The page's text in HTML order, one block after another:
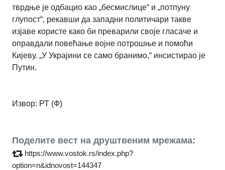
тврдње је одбацио као „бесмислице“ и „потпуну
глупост“, рекавши да западни политичари такве
изјаве користе како би преварили своје гласаче и
оправдали повећање војне потрошње и помоћи
Кијеву. „У Украјини се само бранимо,“ инсистирао је
Путин.
Извор: РТ (Ф)
Поделите вест на друштвеним мрежама:
https://www.vostok.rs/index.php?
option=n&idnovost=144347